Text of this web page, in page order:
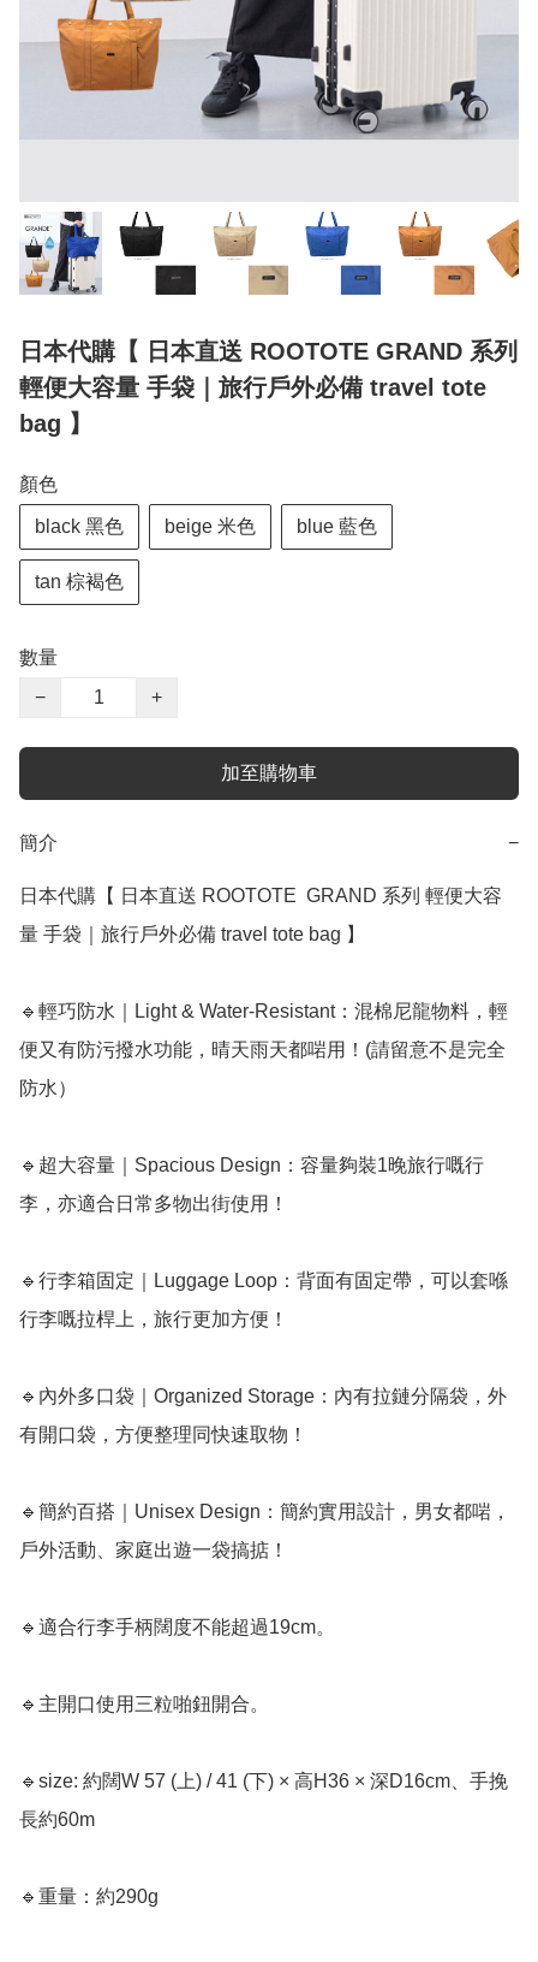
日本代購【 日本直送 ROOTOTE GRAND 系列
輕便大容量 手袋｜旅行戶外必備 travel tote
bag 】
顏色
black 黑色 beige 米色 blue 藍色
tan 棕褐色
數量
−
+
加至購物車
簡介 −
日本代購【 日本直送 ROOTOTE  GRAND 系列 輕便大容
量 手袋｜旅行戶外必備 travel tote bag 】﻿﻿
🔹輕巧防水｜Light & Water-Resistant：混棉尼龍物料，輕
便又有防污撥水功能，晴天雨天都啱用！(請留意不是完全
防水）
🔹超大容量｜Spacious Design：容量夠裝1晚旅行嘅行
李，亦適合日常多物出街使用！
🔹行李箱固定｜Luggage Loop：背面有固定帶，可以套喺
行李嘅拉桿上，旅行更加方便！
🔹內外多口袋｜Organized Storage：內有拉鏈分隔袋，外
有開口袋，方便整理同快速取物！
🔹簡約百搭｜Unisex Design：簡約實用設計，男女都啱，
戶外活動、家庭出遊一袋搞掂！
🔹適合行李手柄闊度不能超過19cm。
🔹主開口使用三粒啪鈕開合。
🔹size: 約闊W 57 (上) / 41 (下) × 高H36 × 深D16cm、手挽
長約60m
🔹重量：約290g